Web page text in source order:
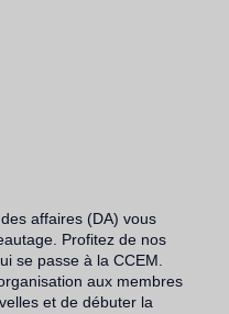
affaires (DA) vous
Profitez de nos
se passe à la CCEM.
aux membres
et de débuter la